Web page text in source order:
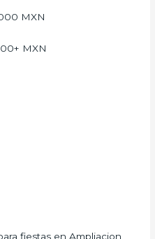
MXN
MXN
fiestas en Ampliacion